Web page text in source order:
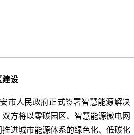
建设
市人民政府正式签署智慧能源解决
方将以零碳园区、智慧能源微电网
进城市能源体系的绿色化、低碳化